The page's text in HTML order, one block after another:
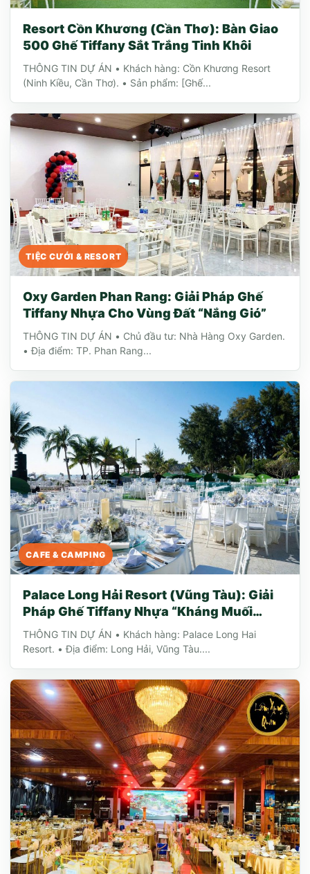
Resort Cồn Khương (Cần Thơ): Bàn Giao
500 Ghế Tiffany Sắt Trắng Tinh Khôi
THÔNG TIN DỰ ÁN • Khách hàng: Cồn Khương Resort
(Ninh Kiều, Cần Thơ). • Sản phẩm: [Ghế...
TIỆC CƯỚI & RESORT
Oxy Garden Phan Rang: Giải Pháp Ghế
Tiffany Nhựa Cho Vùng Đất “Nắng Gió”
THÔNG TIN DỰ ÁN • Chủ đầu tư: Nhà Hàng Oxy Garden.
• Địa điểm: TP. Phan Rang...
CAFE & CAMPING
Palace Long Hải Resort (Vũng Tàu): Giải
Pháp Ghế Tiffany Nhựa “Kháng Muối
Biển”
THÔNG TIN DỰ ÁN • Khách hàng: Palace Long Hai
Resort. • Địa điểm: Long Hải, Vũng Tàu....